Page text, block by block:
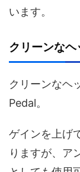
います。
クリーンな
クリーンなヘ
Pedal。
ゲインを上げ
りますが、ア